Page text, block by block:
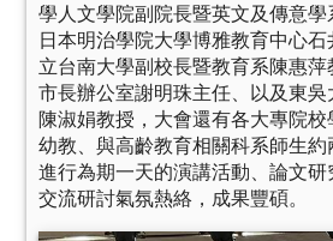
學人文學院副院長暨英文及傳意學
日本明治學院大學博雅教育中心
立台南大學副校長暨教育系陳惠
市長辦公室謝明珠主任、以及東
陳淑娟教授，大會還有各大專院校
幼教、與高齡教育相關科系師生約
進行為期一天的演講活動、論文研
交流研討氣氛熱絡，成果豐碩。